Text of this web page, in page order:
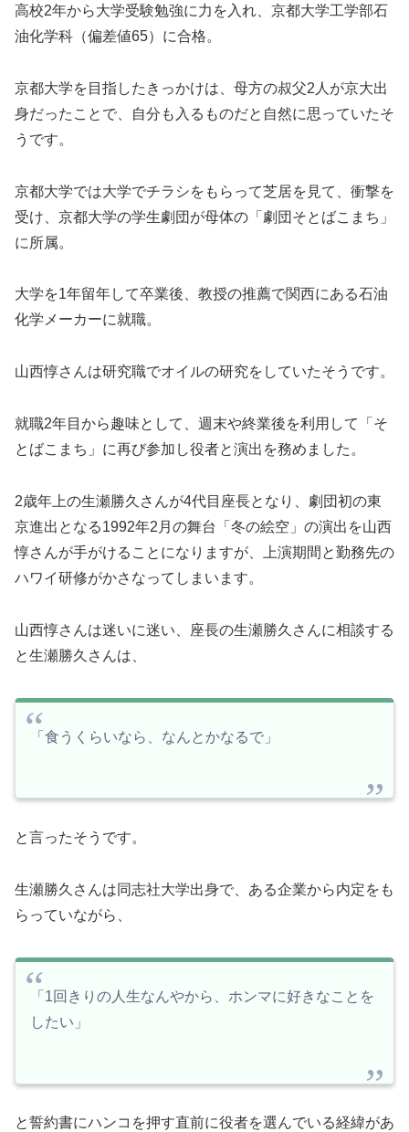
高校2年から大学受験勉強に力を入れ、京都大学工学部石
油化学科（偏差値65）に合格。
京都大学を目指したきっかけは、母方の叔父2人が京大出
身だったことで、自分も入るものだと自然に思っていたそ
うです。
京都大学では大学でチラシをもらって芝居を見て、衝撃を
受け、京都大学の学生劇団が母体の「劇団そとばこまち」
に所属。
大学を1年留年して卒業後、教授の推薦で関西にある石油
化学メーカーに就職。
山西惇さんは研究職でオイルの研究をしていたそうです。
就職2年目から趣味として、週末や終業後を利用して「そ
とばこまち」に再び参加し役者と演出を務めました。
2歳年上の生瀬勝久さんが4代目座長となり、劇団初の東
京進出となる1992年2月の舞台「冬の絵空」の演出を山西
惇さんが手がけることになりますが、上演期間と勤務先の
ハワイ研修がかさなってしまいます。
山西惇さんは迷いに迷い、座長の生瀬勝久さんに相談する
と生瀬勝久さんは、
「食うくらいなら、なんとかなるで」
と言ったそうです。
生瀬勝久さんは同志社大学出身で、ある企業から内定をも
らっていながら、
「1回きりの人生なんやから、ホンマに好きなことを
したい」
と誓約書にハンコを押す直前に役者を選んでいる経緯があ